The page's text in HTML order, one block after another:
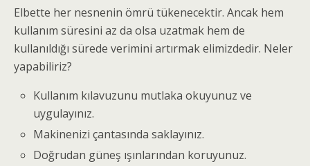
Elbette her nesnenin ömrü tükenecektir. Ancak hem
kullanım süresini az da olsa uzatmak hem de
kullanıldığı sürede verimini artırmak elimizdedir. Neler
yapabiliriz?
Kullanım kılavuzunu mutlaka okuyunuz ve
uygulayınız.
Makinenizi çantasında saklayınız.
Doğrudan güneş ışınlarından koruyunuz.